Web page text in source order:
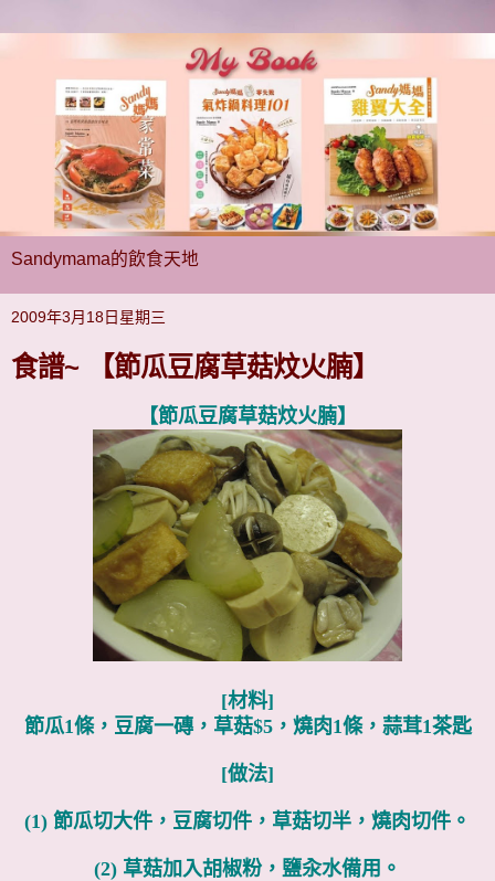
Sandymama的飲食天地
2009年3月18日星期三
食譜~ 【節瓜豆腐草菇炆火腩】
【節瓜豆腐草菇炆火腩】
[材料]
節瓜1條，豆腐一磚，草菇$5，燒肉1條，蒜茸1茶匙
[做法]
(1) 節瓜切大件，豆腐切件，草菇切半，燒肉切件。
(2) 草菇加入胡椒粉，鹽汆水備用。